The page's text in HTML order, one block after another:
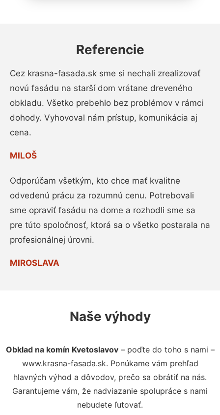
Referencie
Cez krasna-fasada.sk sme si nechali zrealizovať
novú fasádu na starší dom vrátane dreveného
obkladu. Všetko prebehlo bez problémov v rámci
dohody. Vyhovoval nám prístup, komunikácia aj
cena.
MILOŠ
Odporúčam všetkým, kto chce mať kvalitne
odvedenú prácu za rozumnú cenu. Potrebovali
sme opraviť fasádu na dome a rozhodli sme sa
pre túto spoločnosť, ktorá sa o všetko postarala na
profesionálnej úrovni.
MIROSLAVA
Naše výhody
Obklad na komín Kvetoslavov– poďte do toho s nami –
www.krasna-fasada.sk. Ponúkame vám prehľad
hlavných výhod a dôvodov, prečo sa obrátiť na nás.
Garantujeme vám, že nadviazanie spolupráce s nami
nebudete ľutovať.